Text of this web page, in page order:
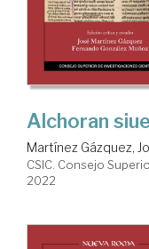
Alchoran
Martínez Gázquez,
CSIC. Consejo
2022